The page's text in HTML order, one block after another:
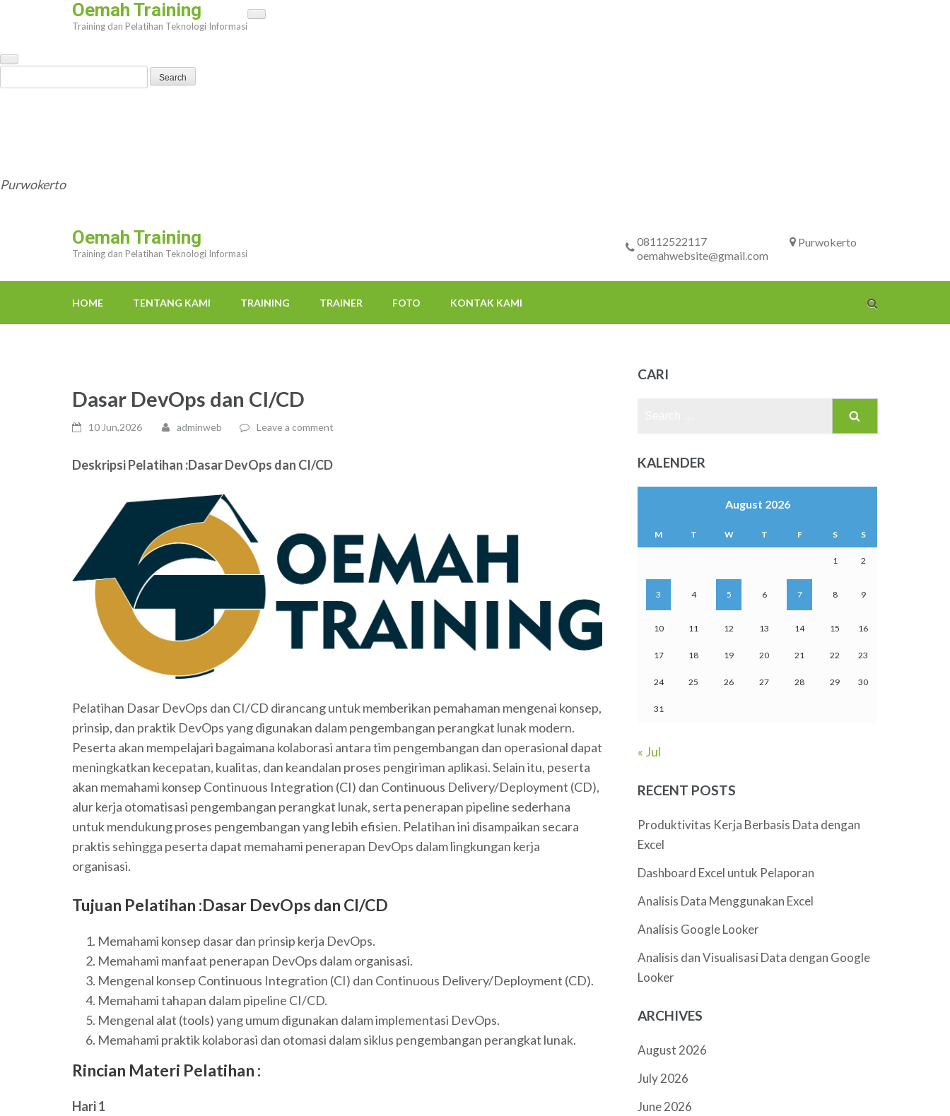
(Press
Enter)
Oemah Training
Training dan Pelatihan Teknologi Informasi
Purwokerto
Oemah Training
Training dan Pelatihan Teknologi Informasi
Purwokerto
08112522117
oemahwebsite@gmail.com
HOME TENTANG KAMI TRAINING TRAINER FOTO KONTAK KAMI
Dasar DevOps dan CI/CD
10 Jun,2026 adminweb Leave a comment
Deskripsi Pelatihan :Dasar DevOps dan CI/CD
Pelatihan Dasar DevOps dan CI/CD dirancang untuk memberikan pemahaman mengenai konsep,
prinsip, dan praktik DevOps yang digunakan dalam pengembangan perangkat lunak modern.
Peserta akan mempelajari bagaimana kolaborasi antara tim pengembangan dan operasional dapat
meningkatkan kecepatan, kualitas, dan keandalan proses pengiriman aplikasi. Selain itu, peserta
akan memahami konsep Continuous Integration (CI) dan Continuous Delivery/Deployment (CD),
alur kerja otomatisasi pengembangan perangkat lunak, serta penerapan pipeline sederhana
untuk mendukung proses pengembangan yang lebih efisien. Pelatihan ini disampaikan secara
praktis sehingga peserta dapat memahami penerapan DevOps dalam lingkungan kerja
organisasi.
Tujuan Pelatihan :Dasar DevOps dan CI/CD
Memahami konsep dasar dan prinsip kerja DevOps.
Memahami manfaat penerapan DevOps dalam organisasi.
Mengenal konsep Continuous Integration (CI) dan Continuous Delivery/Deployment (CD).
Memahami tahapan dalam pipeline CI/CD.
Mengenal alat (tools) yang umum digunakan dalam implementasi DevOps.
Memahami praktik kolaborasi dan otomasi dalam siklus pengembangan perangkat lunak.
Rincian Materi Pelatihan :
Hari 1
CARI
Search
KALENDER
August 2026
M T W T F S S
1 2
3 4 5 6 7 8 9
10 11 12 13 14 15 16
17 18 19 20 21 22 23
24 25 26 27 28 29 30
31
« Jul
RECENT POSTS
Produktivitas Kerja Berbasis Data dengan
Excel
Dashboard Excel untuk Pelaporan
Analisis Data Menggunakan Excel
Analisis Google Looker
Analisis dan Visualisasi Data dengan Google
Looker
ARCHIVES
August 2026
July 2026
June 2026